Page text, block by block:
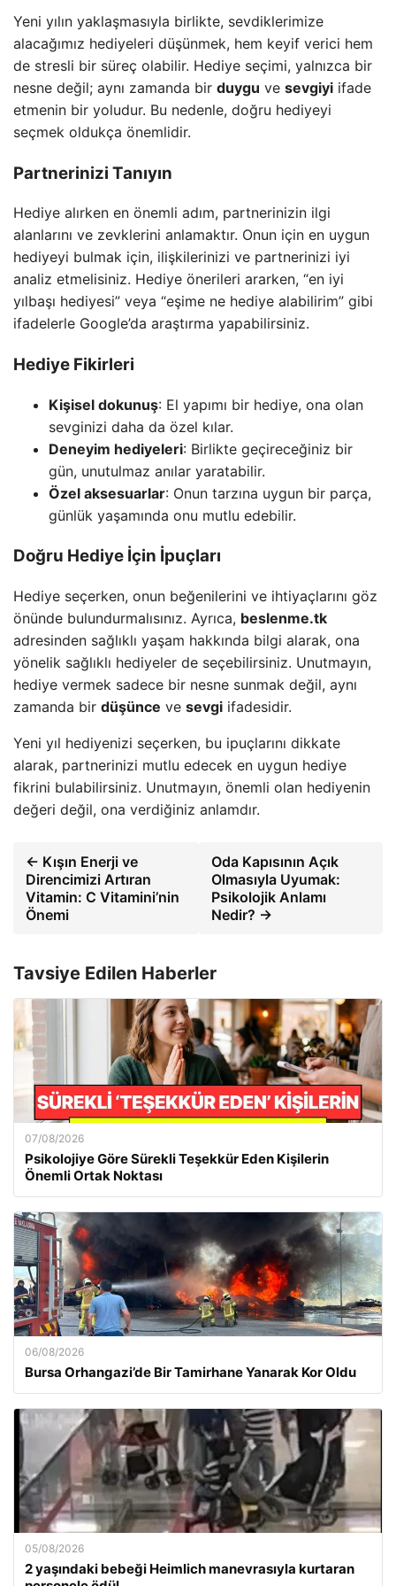
Yeni yılın yaklaşmasıyla birlikte, sevdiklerimize
alacağımız hediyeleri düşünmek, hem keyif verici hem
de stresli bir süreç olabilir. Hediye seçimi, yalnızca bir
nesne değil; aynı zamanda bir duygu ve sevgiyi ifade
etmenin bir yoludur. Bu nedenle, doğru hediyeyi
seçmek oldukça önemlidir.
Partnerinizi Tanıyın
Hediye alırken en önemli adım, partnerinizin ilgi
alanlarını ve zevklerini anlamaktır. Onun için en uygun
hediyeyi bulmak için, ilişkilerinizi ve partnerinizi iyi
analiz etmelisiniz. Hediye önerileri ararken, “en iyi
yılbaşı hediyesi” veya “eşime ne hediye alabilirim” gibi
ifadelerle Google’da araştırma yapabilirsiniz.
Hediye Fikirleri
Kişisel dokunuş: El yapımı bir hediye, ona olan
sevginizi daha da özel kılar.
Deneyim hediyeleri: Birlikte geçireceğiniz bir
gün, unutulmaz anılar yaratabilir.
Özel aksesuarlar: Onun tarzına uygun bir parça,
günlük yaşamında onu mutlu edebilir.
Doğru Hediye İçin İpuçları
Hediye seçerken, onun beğenilerini ve ihtiyaçlarını göz
önünde bulundurmalısınız. Ayrıca, beslenme.tk
adresinden sağlıklı yaşam hakkında bilgi alarak, ona
yönelik sağlıklı hediyeler de seçebilirsiniz. Unutmayın,
hediye vermek sadece bir nesne sunmak değil, aynı
zamanda bir düşünce ve sevgi ifadesidir.
Yeni yıl hediyenizi seçerken, bu ipuçlarını dikkate
alarak, partnerinizi mutlu edecek en uygun hediye
fikrini bulabilirsiniz. Unutmayın, önemli olan hediyenin
değeri değil, ona verdiğiniz anlamdır.
← Kışın Enerji ve
Direncimizi Artıran
Vitamin: C Vitamini’nin
Önemi
Oda Kapısının Açık
Olmasıyla Uyumak:
Psikolojik Anlamı
Nedir? →
Tavsiye Edilen Haberler
07/08/2026
Psikolojiye Göre Sürekli Teşekkür Eden Kişilerin
Önemli Ortak Noktası
06/08/2026
Bursa Orhangazi’de Bir Tamirhane Yanarak Kor Oldu
05/08/2026
2 yaşındaki bebeği Heimlich manevrasıyla kurtaran